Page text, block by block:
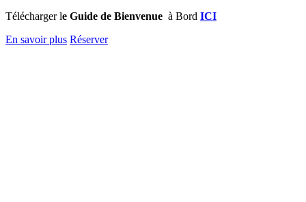
Télécharger le Guide de Bienvenue à Bord ICI
En savoir plus Réserver